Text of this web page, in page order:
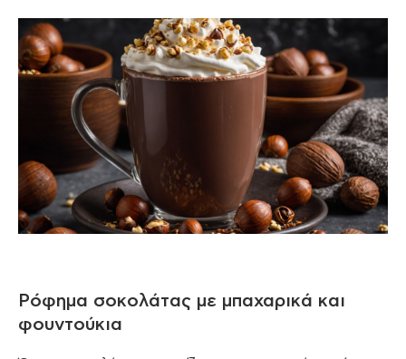
Ρόφημα σοκολάτας με μπαχαρικά και
φουντούκια